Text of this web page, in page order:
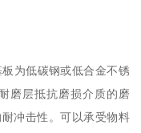
为低碳钢或低合金不锈
磨层抵抗磨损介质的磨
冲击性。可以承受物料